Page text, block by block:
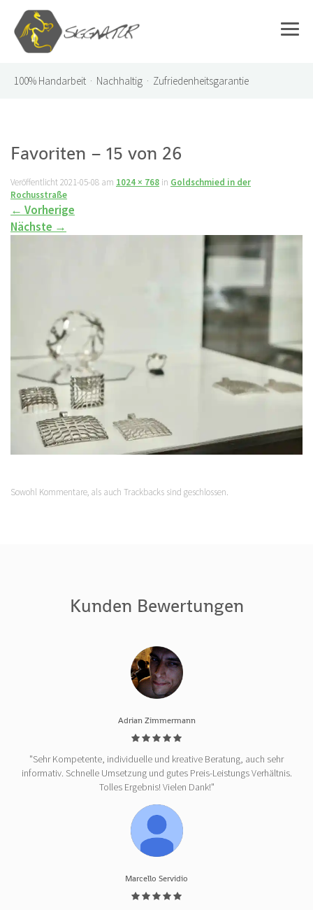
100% Handarbeit · Nachhaltig · Zufriedenheitsgarantie
Favoriten – 15 von 26
Veröffentlicht2021-05-08 am 1024 × 768 in Goldschmied in der
Rochusstraße
← Vorherige
Nächste →
Sowohl Kommentare, als auch Trackbacks sind geschlossen.
Kunden Bewertungen
Adrian Zimmermann
"Sehr Kompetente, individuelle und kreative Beratung, auch sehr
informativ. Schnelle Umsetzung und gutes Preis-Leistungs Verhältnis.
Tolles Ergebnis! Vielen Dank!"
Marcello Servidio